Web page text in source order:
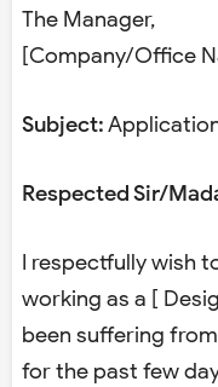
The Manager,
[Company/Office
Subject:
Respected Sir/
I respectfully wish
working as a [
been suffering
for the past few